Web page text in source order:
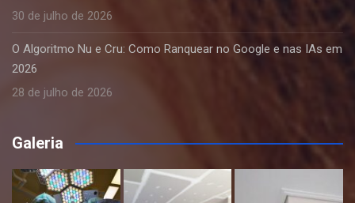
30 de julho de 2026
O Algoritmo Nu e Cru: Como Ranquear no Google e nas IAs em
2026
28 de julho de 2026
Galeria